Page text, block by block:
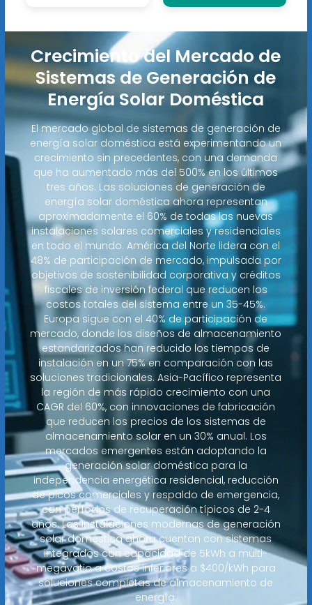
Crecimiento del Mercado de
Sistemas de Generación de
Energía Solar Doméstica
El mercado global de sistemas de generación de
energía solar doméstica está experimentando un
crecimiento sin precedentes, con una demanda
que ha aumentado más del 500% en los últimos
tres años. Las soluciones de generación de
energía solar doméstica ahora representan
aproximadamente el 60% de todas las nuevas
instalaciones solares comerciales y residenciales
en todo el mundo. América del Norte lidera con el
48% de participación de mercado, impulsada por
objetivos de sostenibilidad corporativa y créditos
fiscales de inversión federal que reducen los
costos totales del sistema entre un 35-45%.
Europa sigue con el 40% de participación de
mercado, donde los diseños de almacenamiento
estandarizados han reducido los tiempos de
instalación en un 75% en comparación con las
soluciones tradicionales. Asia-Pacífico representa
la región de más rápido crecimiento con una
CAGR del 60%, con innovaciones de fabricación
que reducen los precios de los sistemas de
almacenamiento solar en un 30% anual. Los
mercados emergentes están adoptando la
generación solar doméstica para la
independencia energética residencial, reducción
de picos comerciales y respaldo de emergencia,
con períodos de recuperación típicos de 2-4
años. Las instalaciones modernas de generación
solar doméstica ahora cuentan con sistemas
integrados con capacidad de 5kWh a multi-
megavatio a costos inferiores a $400/kWh para
soluciones completas de almacenamiento de
energía.